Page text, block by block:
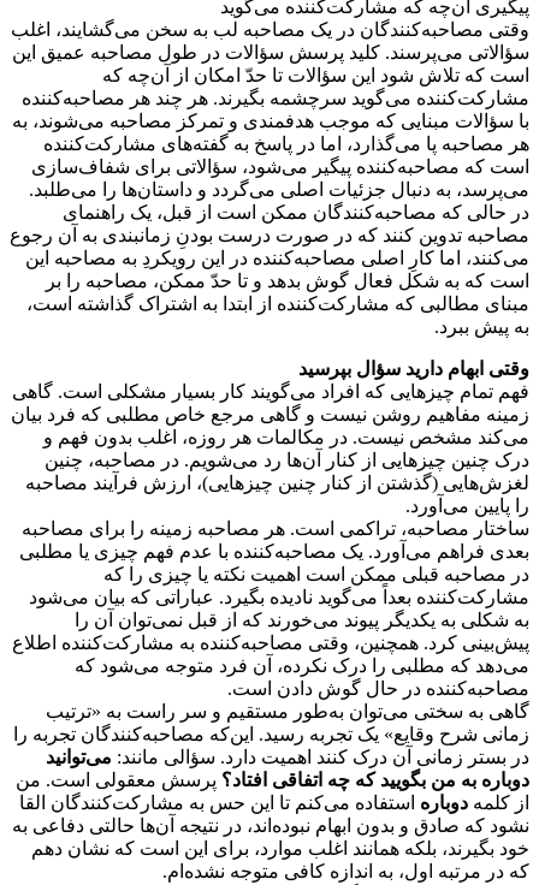
پیگیری آن‌چه که مشارکت‌کننده می‌گوید
وقتی مصاحبه‌کنندگان در یک مصاحبه لب به سخن می‌گشایند، اغلب
سؤالاتی می‌پرسند. کلید پرسش سؤالات در طول مصاحبه عمیق این
است که تلاش شود این سؤالات تا حدّ امکان از آن‌چه که
مشارکت‌کننده می‌گوید سرچشمه بگیرند. هر چند هر مصاحبه‌کننده
با سؤالات مبنایی که موجب هدفمندی و تمرکز مصاحبه می‌شوند، به
هر مصاحبه پا می‌گذارد، اما در پاسخ به گفته‌های مشارکت‌کننده
است که مصاحبه‌کننده پیگیر می‌شود، سؤالاتی برای شفاف‌سازی
می‌پرسد، به دنبال جزئیات اصلی می‌گردد و داستان‌ها را می‌طلبد.
در حالی که مصاحبه‌کنندگان ممکن است از قبل، یک راهنمای‌
مصاحبه تدوین کنند که در صورت درست بودنِ زمانبندی به آن رجوع
می‌کنند، اما کارِ اصلی مصاحبه‌کننده در این رویکردِ به مصاحبه این
است که به شکل فعال گوش بدهد و تا حدّ ممکن، مصاحبه را بر
مبنای مطالبی که مشارکت‌کننده از ابتدا به اشتراک گذاشته است،
به پیش ببرد.
وقتی ابهام دارید سؤال بپرسید
فهم تمام چیزهایی که افراد می‌گویند کار بسیار مشکلی است. گاهی
زمینه مفاهیم روشن نیست و گاهی مرجع خاص مطلبی که فرد بیان
می‌کند مشخص نیست. در مکالمات هر روزه، اغلب بدون فهم و
درک چنین چیزهایی از کنار آن‌ها رد می‌شویم. در مصاحبه، چنین
لغزش‌هایی (گذشتن از کنار چنین چیزهایی)، ارزش فرآیند مصاحبه
را پایین می‌آورد.
ساختار مصاحبه، تراکمی است. هر مصاحبه زمینه را برای مصاحبه
بعدی فراهم می‌آورد. یک مصاحبه‌کننده با عدم فهم چیزی یا مطلبی
در مصاحبه قبلی ممکن است اهمیت نکته یا چیزی را که
مشارکت‌کننده بعداً می‌گوید نادیده بگیرد. عباراتی که بیان می‌شود
به شکلی به یکدیگر پیوند می‌خورند که از قبل نمی‌توان آن را
پیش‌بینی کرد. همچنین، وقتی مصاحبه‌کننده به مشارکت‌کننده اطلاع
می‌دهد که مطلبی را درک نکرده، آن فرد متوجه می‌شود که
مصاحبه‌کننده در حال گوش دادن است.
گاهی به سختی می‌توان به‌طور مستقیم و سر راست به «ترتیب
زمانی شرح وقایع» یک تجربه رسید. این‌که مصاحبه‌کنندگان تجربه را
در بستر زمانی آن درک کنند اهمیت دارد. سؤالی مانند: می‌توانید
دوباره به من بگویید که چه اتفاقی افتاد؟ پرسش معقولی است. من
از کلمه دوباره استفاده می‌کنم تا این حس به مشارکت‌کنندگان القا
نشود که صادق و بدون ابهام نبوده‌اند، در نتیجه آن‌ها حالتی دفاعی به
خود بگیرند، بلکه همانند اغلب موارد، برای این است که نشان دهم
که در مرتبه اول، به اندازه کافی متوجه نشده‌ام.